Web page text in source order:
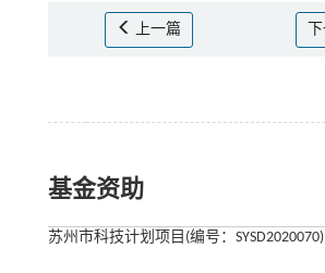
上一篇
基金资助
苏州市科技计划项目(编号：SYSD2020070)